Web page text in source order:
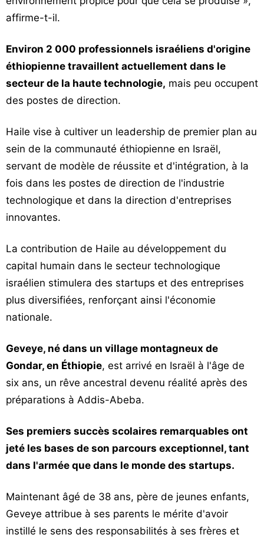
affirme-t-il.
Environ 2 000 professionnels israéliens d'origine
éthiopienne travaillent actuellement dans le
secteur de la haute technologie, mais peu occupent
des postes de direction.
Haile vise à cultiver un leadership de premier plan au
sein de la communauté éthiopienne en Israël,
servant de modèle de réussite et d'intégration, à la
fois dans les postes de direction de l'industrie
technologique et dans la direction d'entreprises
innovantes.
La contribution de Haile au développement du
capital humain dans le secteur technologique
israélien stimulera des startups et des entreprises
plus diversifiées, renforçant ainsi l'économie
nationale.
Geveye, né dans un village montagneux de
Gondar, en Éthiopie, est arrivé en Israël à l'âge de
six ans, un rêve ancestral devenu réalité après des
préparations à Addis-Abeba.
Ses premiers succès scolaires remarquables ont
jeté les bases de son parcours exceptionnel, tant
dans l'armée que dans le monde des startups.
Maintenant âgé de 38 ans, père de jeunes enfants,
Geveye attribue à ses parents le mérite d'avoir
instillé le sens des responsabilités à ses frères et